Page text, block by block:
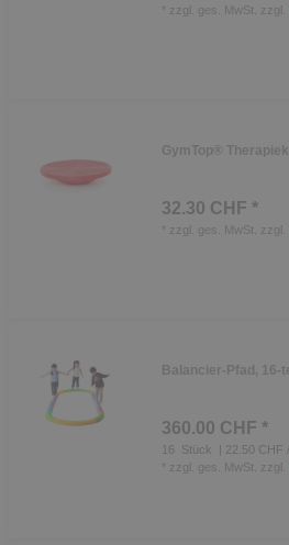
zzgl. ges. MwSt. zzgl.
GymTop®
32.30 CHF *
zzgl. ges. MwSt. zzgl.
Balancier-Pfad, 16-
360.00 CHF *
16 Stück
| 22.50 CHF
zzgl. ges. MwSt. zzgl.